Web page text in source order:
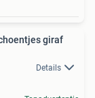
giraf
Details